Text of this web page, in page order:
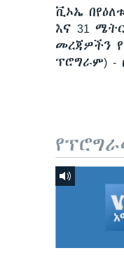
ቪኦኤ
እና 31
መረጃዎችን
ፕሮግራም) -